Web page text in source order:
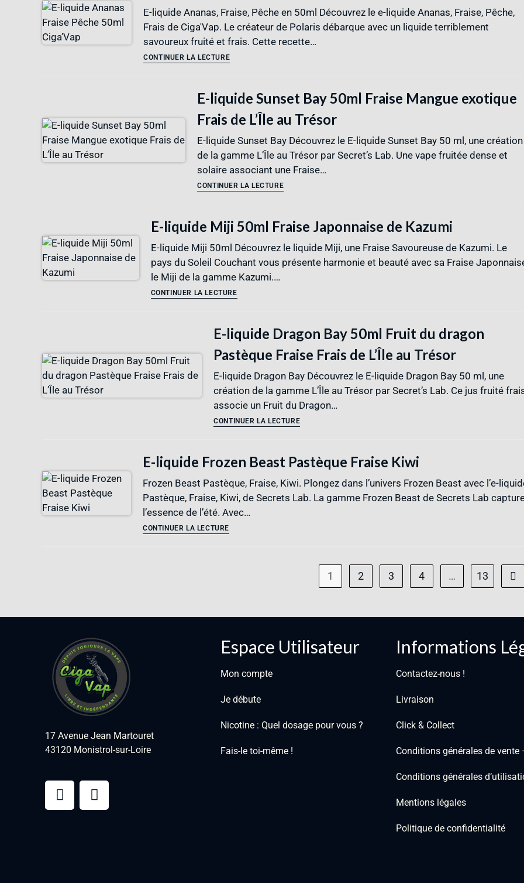
E-liquide Ananas, Fraise, Pêche en 50ml Découvrez le e-liquide Ananas, Fraise, Pêche,
Frais de Ciga'Vap. Le créateur de Polaris débarque avec un liquide terriblement
savoureux fruité et frais. Cette recette…
CONTINUER LA LECTURE
E-liquide Sunset Bay 50ml Fraise Mangue exotique
Frais de L’Île au Trésor
E-liquide Sunset Bay Découvrez le E-liquide Sunset Bay 50 ml, une création
de la gamme L’Île au Trésor par Secret’s Lab. Une vape fruitée dense et
solaire associant une Fraise…
CONTINUER LA LECTURE
E-liquide Miji 50ml Fraise Japonnaise de Kazumi
E-liquide Miji 50ml Découvrez le liquide Miji, une Fraise Savoureuse de Kazumi. Le
pays du Soleil Couchant vous présente harmonie et beauté avec sa Fraise
le Miji de la gamme Kazumi.…
CONTINUER LA LECTURE
E-liquide Dragon Bay 50ml Fruit du dragon
Pastèque Fraise Frais de L’Île au Trésor
E-liquide Dragon Bay Découvrez le E-liquide Dragon Bay 50 ml, une
création de la gamme L’Île au Trésor par Secret’s Lab. Ce jus fruité
associe un Fruit du Dragon…
CONTINUER LA LECTURE
E-liquide Frozen Beast Pastèque Fraise Kiwi
Frozen Beast Pastèque, Fraise, Kiwi. Plongez dans l’univers Frozen Beast avec l’e-
Pastèque, Fraise, Kiwi, de Secrets Lab. La gamme Frozen Beast de Secrets Lab
l’essence de l’été. Avec…
CONTINUER LA LECTURE
1 2 3 4 … 13
17 Avenue Jean Martouret
43120 Monistrol-sur-Loire
Espace Utilisateur
Mon compte
Je débute
Nicotine : Quel dosage pour vous ?
Fais-le toi-même !
Informations
Contactez-nous !
Livraison
Click & Collect
Conditions générales de vente
Conditions générales
Mentions légales
Politique de confidentialité